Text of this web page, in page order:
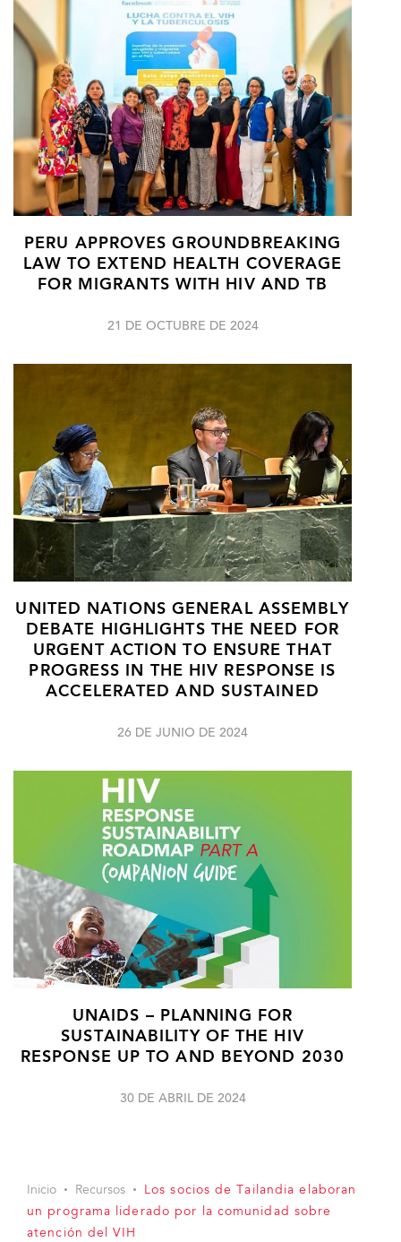
PERU APPROVES GROUNDBREAKING
LAW TO EXTEND HEALTH COVERAGE
FOR MIGRANTS WITH HIV AND TB
21 DE OCTUBRE DE 2024
UNITED NATIONS GENERAL ASSEMBLY
DEBATE HIGHLIGHTS THE NEED FOR
URGENT ACTION TO ENSURE THAT
PROGRESS IN THE HIV RESPONSE IS
ACCELERATED AND SUSTAINED
26 DE JUNIO DE 2024
UNAIDS – PLANNING FOR
SUSTAINABILITY OF THE HIV
RESPONSE UP TO AND BEYOND 2030
30 DE ABRIL DE 2024
Inicio Recursos
Los socios de Tailandia elaboran
un programa liderado por la comunidad sobre
atención del VIH